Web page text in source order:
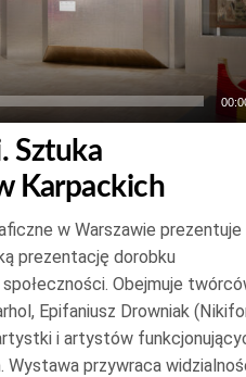
Sztuka
Karpackich
w Warszawie prezentuje
prezentację dorobku
Obejmuje
Epifaniusz Drowniak
i artystów
Wystawa przywraca